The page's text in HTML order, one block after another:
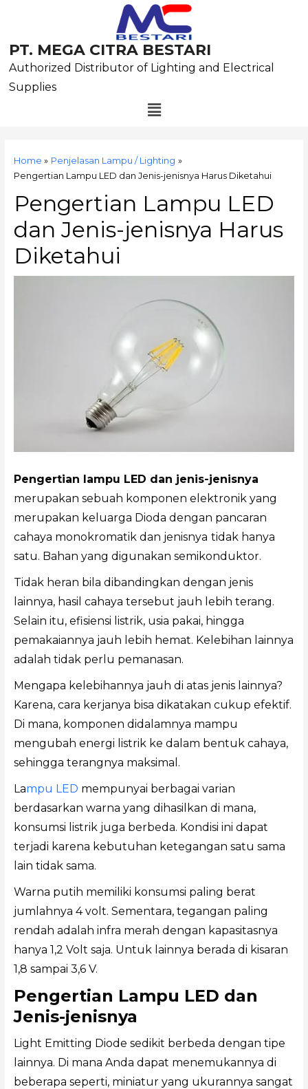
PT. MEGA CITRA BESTARI
Authorized Distributor of Lighting and Electrical
Supplies
Menu
Home
Penjelasan Lampu / Lighting
Pengertian Lampu LED dan Jenis-jenisnya Harus Diketahui
Pengertian Lampu LED
dan Jenis-jenisnya Harus
Diketahui
Pengertian lampu LED dan jenis-jenisnya
merupakan sebuah komponen elektronik yang
merupakan keluarga Dioda dengan pancaran
cahaya monokromatik dan jenisnya tidak hanya
satu. Bahan yang digunakan semikonduktor.
Tidak heran bila dibandingkan dengan jenis
lainnya, hasil cahaya tersebut jauh lebih terang.
Selain itu, efisiensi listrik, usia pakai, hingga
pemakaiannya jauh lebih hemat. Kelebihan lainnya
adalah tidak perlu pemanasan.
Mengapa kelebihannya jauh di atas jenis lainnya?
Karena, cara kerjanya bisa dikatakan cukup efektif.
Di mana, komponen didalamnya mampu
mengubah energi listrik ke dalam bentuk cahaya,
sehingga terangnya maksimal.
Lampu LED mempunyai berbagai varian
berdasarkan warna yang dihasilkan di mana,
konsumsi listrik juga berbeda. Kondisi ini dapat
terjadi karena kebutuhan ketegangan satu sama
lain tidak sama.
Warna putih memiliki konsumsi paling berat
jumlahnya 4 volt. Sementara, tegangan paling
rendah adalah infra merah dengan kapasitasnya
hanya 1,2 Volt saja. Untuk lainnya berada di kisaran
1,8 sampai 3,6 V.
Pengertian Lampu LED dan
Jenis-jenisnya
Light Emitting Diode sedikit berbeda dengan tipe
lainnya. Di mana Anda dapat menemukannya di
beberapa seperti, miniatur yang ukurannya sangat